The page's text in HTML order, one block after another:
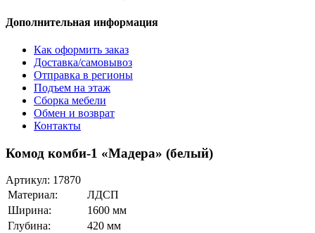
Дополнительная информация
Как оформить заказ
Доставка/самовывоз
Отправка в регионы
Подъем на этаж
Сборка мебели
Обмен и возврат
Контакты
Комод комби-1 «Мадера» (белый)
Артикул: 17870
Материал:
ЛДСП
Ширина:
1600 мм
Глубина:
420 мм